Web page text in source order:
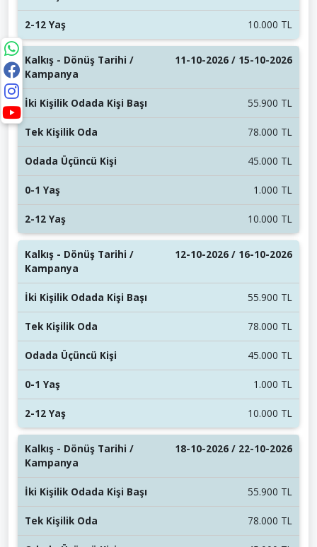
10.000 TL
11-10-2026 / 15-10-2026
55.900 TL
78.000 TL
45.000 TL
1.000 TL
10.000 TL
12-10-2026 / 16-10-2026
55.900 TL
78.000 TL
45.000 TL
1.000 TL
10.000 TL
18-10-2026 / 22-10-2026
55.900 TL
78.000 TL